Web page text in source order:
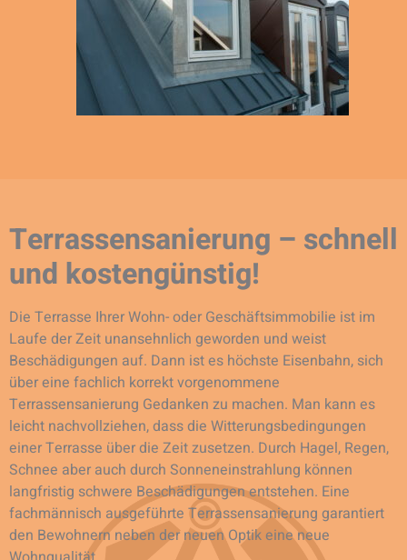
Terrassensanierung – schnell
und kostengünstig!
Die Terrasse Ihrer Wohn- oder Geschäftsimmobilie ist im
Laufe der Zeit unansehnlich geworden und weist
Beschädigungen auf. Dann ist es höchste Eisenbahn, sich
über eine fachlich korrekt vorgenommene
Terrassensanierung Gedanken zu machen. Man kann es
leicht nachvollziehen, dass die Witterungsbedingungen
einer Terrasse über die Zeit zusetzen. Durch Hagel, Regen,
Schnee aber auch durch Sonneneinstrahlung können
langfristig schwere Beschädigungen entstehen. Eine
fachmännisch ausgeführte Terrassensanierung garantiert
den Bewohnern neben der neuen Optik eine neue